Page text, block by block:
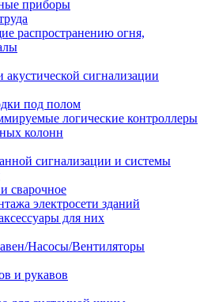
приборы
распространению огня,
акустической сигнализации
под полом
логические контроллеры
колонн
сигнализации и системы
сварочное
электросети зданий
для них
Насосы/Вентиляторы
и рукавов